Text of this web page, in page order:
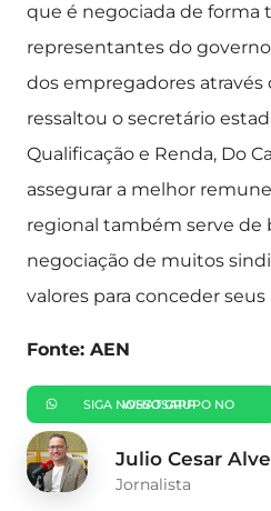
que é negociada de forma
representantes do
dos empregadores através
ressaltou o secretário
Qualificação e Renda, Do
assegurar a melhor
regional também serve de
negociação de muitos
valores para conceder seus
Fonte: AEN
SIGA NOSSO GRUPO NO WHATSAPP
Julio Cesar
Jornalista